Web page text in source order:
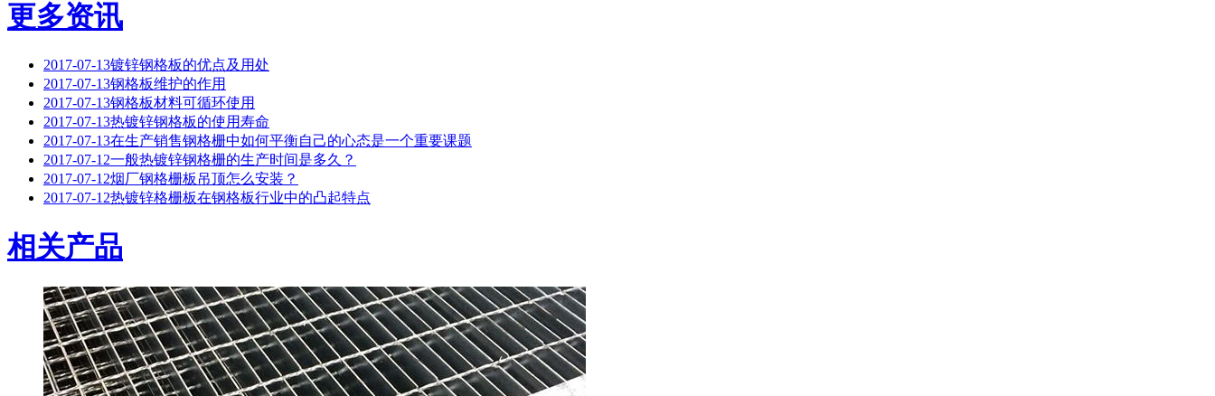
更多资讯
2017-07-13镀锌钢格板的优点及用处
2017-07-13钢格板维护的作用
2017-07-13钢格板材料可循环使用
2017-07-13热镀锌钢格板的使用寿命
2017-07-13在生产销售钢格栅中如何平衡自己的心态是一个重要课题
2017-07-12一般热镀锌钢格栅的生产时间是多久？
2017-07-12烟厂钢格栅板吊顶怎么安装？
2017-07-12热镀锌格栅板在钢格板行业中的凸起特点
相关产品